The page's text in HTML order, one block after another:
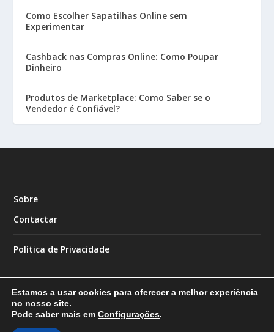
Como Escolher Sapatilhas Online sem
Experimentar
Cashback nas Compras Online: Como Poupar
Dinheiro
Produtos de Marketplace: Como Saber se o
Vendedor é Confiável?
Sobre
Contactar
Política de Privacidade
Designed by
Estamos a usar cookies para oferecer a melhor experiência
no nosso site.
Pode saber mais em Configurações.